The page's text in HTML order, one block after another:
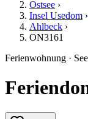
Ostsee ›
Insel Usedom ›
Ahlbeck ›
ON3161
Ferienwohnung ·